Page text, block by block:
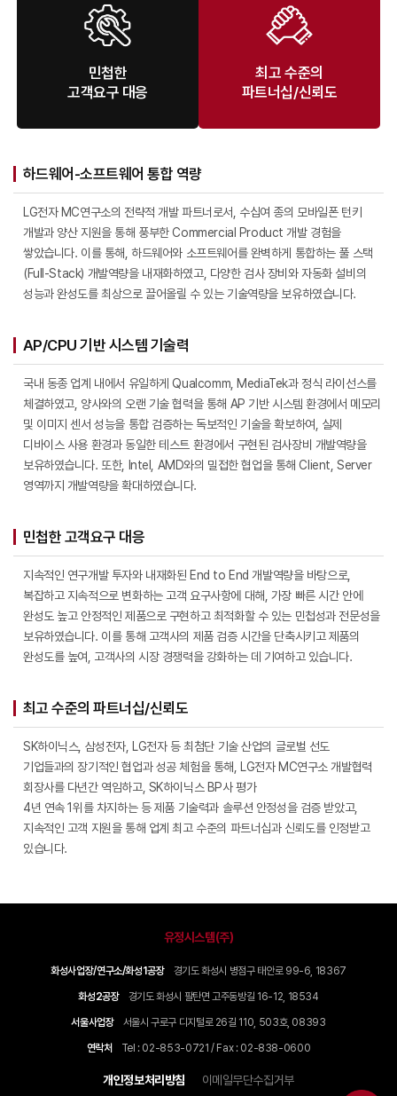
민첩한
고객요구 대응
최고 수준의
파트너십/신뢰도
하드웨어-소프트웨어 통합 역량
LG전자 MC연구소의 전략적 개발 파트너로서, 수십여 종의 모바일폰 턴키
개발과 양산 지원을 통해 풍부한 Commercial Product 개발 경험을
쌓았습니다. 이를 통해, 하드웨어와 소프트웨어를 완벽하게 통합하는 풀 스택
(Full-Stack) 개발역량을 내재화하였고, 다양한 검사 장비와 자동화 설비의
성능과 완성도를 최상으로 끌어올릴 수 있는 기술역량을 보유하였습니다.
AP/CPU 기반 시스템 기술력
국내 동종 업계 내에서 유일하게 Qualcomm, MediaTek과 정식 라이선스를
체결하였고, 양사와의 오랜 기술 협력을 통해 AP 기반 시스템 환경에서 메모리
및 이미지 센서 성능을 통합 검증하는 독보적인 기술을 확보하여, 실제
디바이스 사용 환경과 동일한 테스트 환경에서 구현된 검사장비 개발역량을
보유하였습니다. 또한, Intel, AMD와의 밀접한 협업을 통해 Client, Server
영역까지 개발역량을 확대하였습니다.
민첩한 고객요구 대응
지속적인 연구개발 투자와 내재화된 End to End 개발역량을 바탕으로,
복잡하고 지속적으로 변화하는 고객 요구사항에 대해, 가장 빠른 시간 안에
완성도 높고 안정적인 제품으로 구현하고 최적화할 수 있는 민첩성과 전문성을
보유하였습니다. 이를 통해 고객사의 제품 검증 시간을 단축시키고 제품의
완성도를 높여, 고객사의 시장 경쟁력을 강화하는 데 기여하고 있습니다.
최고 수준의 파트너십/신뢰도
SK하이닉스, 삼성전자, LG전자 등 최첨단 기술 산업의 글로벌 선도
기업들과의 장기적인 협업과 성공 체험을 통해, LG전자 MC연구소 개발협력
회장사를 다년간 역임하고, SK하이닉스 BP사 평가
4년 연속 1위를 차지하는 등 제품 기술력과 솔루션 안정성을 검증 받았고,
지속적인 고객 지원을 통해 업계 최고 수준의 파트너십과 신뢰도를 인정받고
있습니다.
유정시스템(주)
화성사업장/연구소/화성1공장 경기도 화성시 병점구 태안로 99-6, 18367
화성2공장 경기도 화성시 팔탄면 고주동방길 16-12, 18534
서울사업장 서울시 구로구 디지털로 26길 110, 503호, 08393
연락처 Tel : 02-853-0721 / Fax : 02-838-0600
개인정보처리방침 이메일무단수집거부